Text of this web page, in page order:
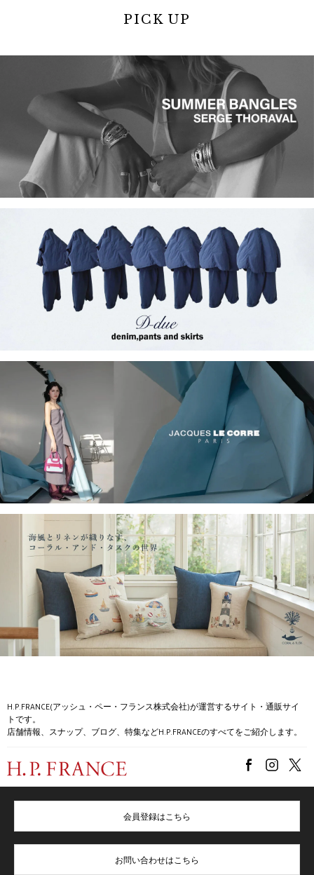
PICK UP
H.P.FRANCE(アッシュ・ペー・フランス株式会社)が運営するサイト・通販サイ
トです。
店舗情報、スナップ、ブログ、特集などH.P.FRANCEのすべてをご紹介します。
会員登録はこちら
お問い合わせはこちら